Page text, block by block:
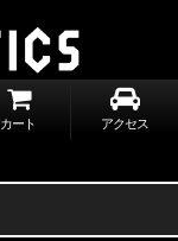
カート アクセス